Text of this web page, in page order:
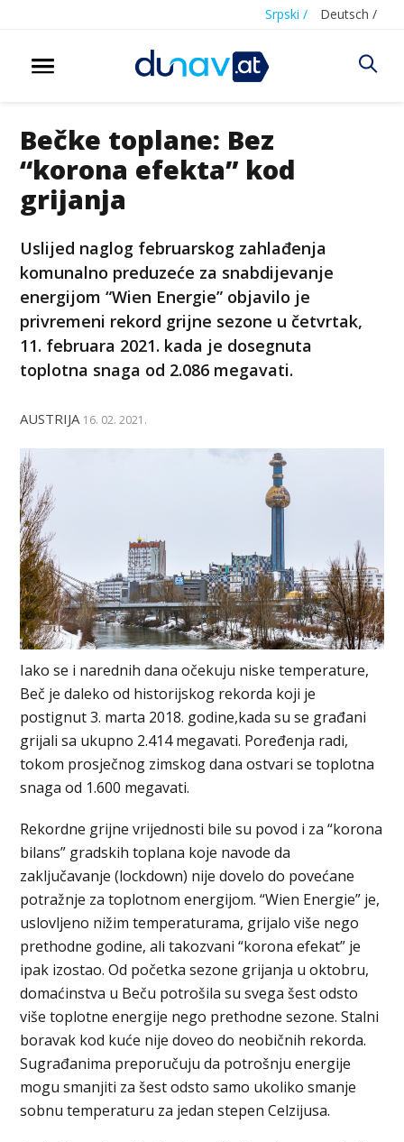
Srpski / Deutsch /
Bečke toplane: Bez
“korona efekta” kod
grijanja
Uslijed naglog februarskog zahlađenja
komunalno preduzeće za snabdijevanje
energijom “Wien Energie” objavilo je
privremeni rekord grijne sezone u četvrtak,
11. februara 2021. kada je dosegnuta
toplotna snaga od 2.086 megavati.
AUSTRIJA 16. 02. 2021.
Iako se i narednih dana očekuju niske temperature,
Beč je daleko od historijskog rekorda koji je
postignut 3. marta 2018. godine,kada su se građani
grijali sa ukupno 2.414 megavati. Poređenja radi,
tokom prosječnog zimskog dana ostvari se toplotna
snaga od 1.600 megavati.
Rekordne grijne vrijednosti bile su povod i za “korona
bilans” gradskih toplana koje navode da
zaključavanje (lockdown) nije dovelo do povećane
potražnje za toplotnom energijom. “Wien Energie” je,
uslovljeno nižim temperaturama, grijalo više nego
prethodne godine, ali takozvani “korona efekat” je
ipak izostao. Od početka sezone grijanja u oktobru,
domaćinstva u Beču potrošila su svega šest odsto
više toplotne energije nego prethodne sezone. Stalni
boravak kod kuće nije doveo do neobičnih rekorda.
Sugrađanima preporučuju da potrošnju energije
mogu smanjiti za šest odsto samo ukoliko smanje
sobnu temperaturu za jedan stepen Celzijusa.